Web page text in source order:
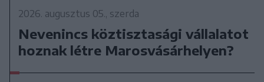
2026. augusztus 05., szerda
Nevenincs köztisztasági vállalatot
hoznak létre Marosvásárhelyen?